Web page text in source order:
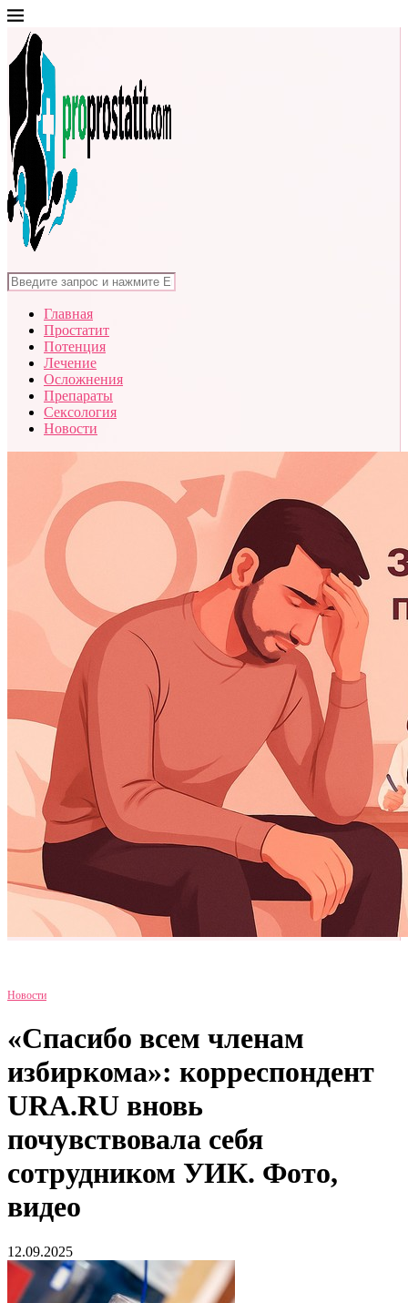
Главная
Простатит
Потенция
Лечение
Осложнения
Препараты
Сексология
Новости
Новости
«Спасибо всем членам
избиркома»: корреспондент
URA.RU вновь
почувствовала себя
сотрудником УИК. Фото,
видео
12.09.2025